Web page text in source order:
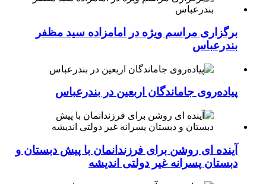
برگزاری مراسم ویژه در امامزاده سید مظفر
بندرعباس
پیاده‌روی جاماندگان اربعین در بندرعباس
آینده ای روشن برای فرزندانمان با پیش دبستان و
دبستان پسرانه غیر دولتی اندیشه